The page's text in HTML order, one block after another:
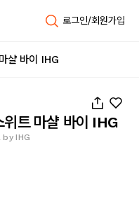
로그인/회원가입
샬 바이 IHG
트 마샬 바이 IHG
IHG